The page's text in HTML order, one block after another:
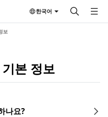
한국어
보
본 정보
나요?